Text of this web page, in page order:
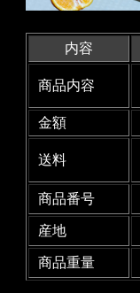
内容
商品内容
金額
送料
商品番号
産地
商品重量